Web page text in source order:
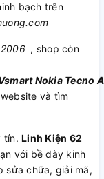
bạch trên
, shop còn
Nokia Tecno
và tìm
tín. Linh Kiện 62
với bề dày kinh
sửa chữa, giải mã,